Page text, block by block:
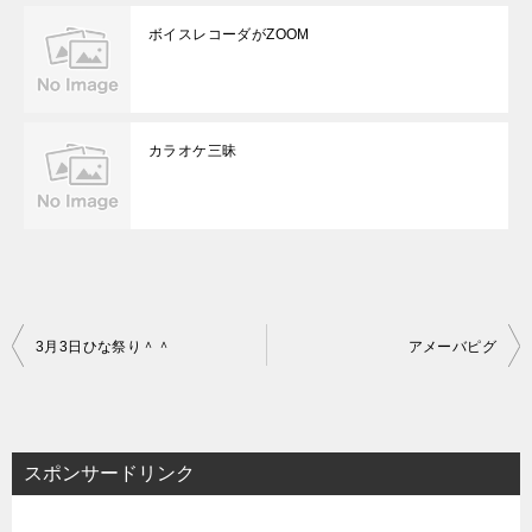
ボイスレコーダがZOOM
カラオケ三昧
投
ビ
ゲ
3月3日ひな祭り＾＾ アメーバピグ
スポンサードリンク